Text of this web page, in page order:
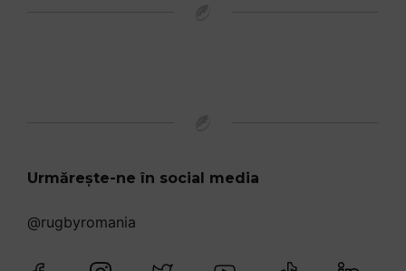
Urmărește-ne în social media
@rugbyromania